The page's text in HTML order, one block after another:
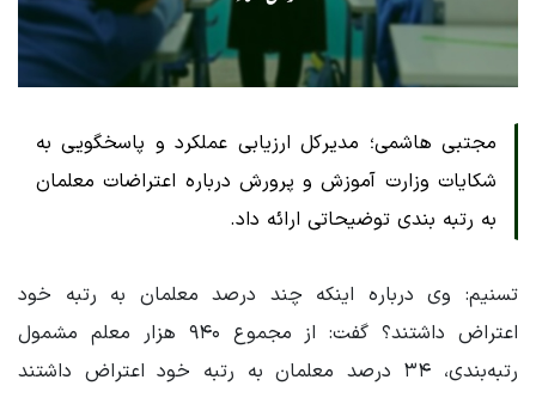
مجتبی هاشمی؛ مدیرکل ارزیابی عملکرد و پاسخگویی به
شکایات وزارت آموزش و پرورش درباره اعتراضات معلمان
به رتبه بندی توضیحاتی ارائه داد.
تسنیم: وی درباره اینکه چند درصد معلمان به رتبه خود
اعتراض داشتند؟ گفت: از مجموع ۹۴۰ هزار معلم مشمول
رتبه‌بندی، ۳۴ درصد معلمان به رتبه خود اعتراض داشتند